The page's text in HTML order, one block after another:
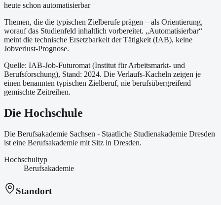
heute schon automatisierbar
Themen, die die typischen Zielberufe prägen – als Orientierung,
worauf das Studienfeld inhaltlich vorbereitet. „Automatisierbar“
meint die technische Ersetzbarkeit der Tätigkeit (IAB), keine
Jobverlust-Prognose.
Quelle: IAB-Job-Futuromat (Institut für Arbeitsmarkt- und
Berufsforschung), Stand: 2024. Die Verlaufs-Kacheln zeigen je
einen benannten typischen Zielberuf, nie berufsübergreifend
gemischte Zeitreihen.
Die Hochschule
Die Berufsakademie Sachsen - Staatliche Studienakademie Dresden
ist eine Berufsakademie mit Sitz in Dresden.
Hochschultyp
Berufsakademie
Standort